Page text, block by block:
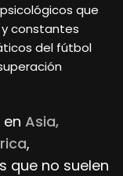
que
constantes
del fútbol
Asia,
,
que no suelen